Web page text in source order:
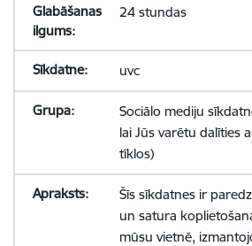
24 stundas
uvc
Sociālo mediju
lai Jūs varētu dalīties
tīklos)
Šīs sīkdatnes ir
un satura
mūsu vietnē,